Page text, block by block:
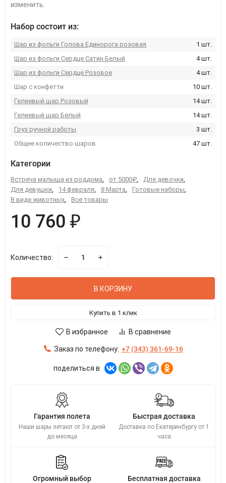
изменить.
Набор состоит из:
Шар из фольги Голова Единорога розовая
1 шт.
Шар из фольги Сердце Сатин Белый
4 шт.
Шар из фольги Сердце Розовое
4 шт.
Шар с конфетти
10 шт.
Гелиевый шар Розовый
14 шт.
Гелиевый шар Белый
14 шт.
Груз ручной работы
3 шт.
Общее количество шаров
47 шт.
Категории
Встреча малыша из роддома, от 5000₽, Для девочки,
Для девушки, 14 февраля, 8 Марта, Готовые наборы,
В виде животных, Все товары
10 760 ₽
Количество:
В КОРЗИНУ
Купить в 1 клик
В избранное В сравнение
Заказ по телефону: +7 (343) 361-69-16
поделиться в
Гарантия полета
Наши шары летают от 3-х дней
до месяца
Быстрая доставка
Доставка по Екатеринбургу от 1
часа
Огромный выбор Бесплатная доставка